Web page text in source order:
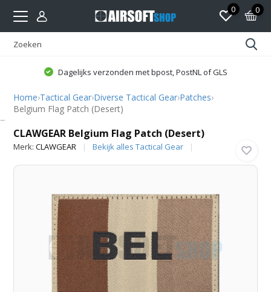
0 0
Dagelijks verzonden met bpost, PostNL of GLS
Home›Tactical Gear›Diverse Tactical Gear›Patches›
Belgium Flag Patch (Desert)
CLAWGEAR Belgium Flag Patch (Desert)
Merk:CLAWGEAR Bekijk alles Tactical Gear